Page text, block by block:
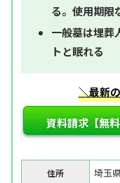
る。使用期限
一般墓は埋葬
トと眠れる
＼最新
資料請求【無
住所 埼玉